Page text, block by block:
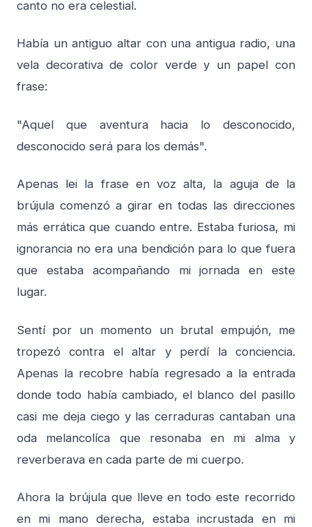
canto no era celestial.
Había un antiguo altar con una antigua radio, una
vela decorativa de color verde y un papel con
frase:
"Aquel que aventura hacia lo desconocido,
desconocido será para los demás".
Apenas lei la frase en voz alta, la aguja de la
brújula comenzó a girar en todas las direcciones
más errática que cuando entre. Estaba furiosa, mi
ignorancia no era una bendición para lo que fuera
que estaba acompañando mi jornada en este
lugar.
Sentí por un momento un brutal empujón, me
tropezó contra el altar y perdí la conciencia.
Apenas la recobre había regresado a la entrada
donde todo había cambiado, el blanco del pasillo
casi me deja ciego y las cerraduras cantaban una
oda melancolíca que resonaba en mi alma y
reverberava en cada parte de mi cuerpo.
Ahora la brújula que lleve en todo este recorrido
en mi mano derecha, estaba incrustada en mi